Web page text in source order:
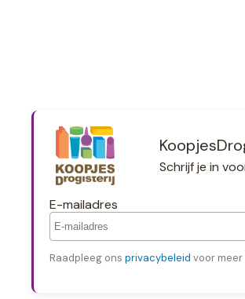
Schrijf je in
E-mailadres
Raadpleeg ons privacybeleid voor